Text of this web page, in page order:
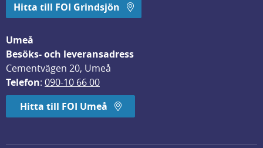
Hitta till FOI Grindsjön
Umeå
Besöks- och leveransadress
Cementvägen 20, Umeå
Telefon: 090-10 66 00
Hitta till FOI Umeå